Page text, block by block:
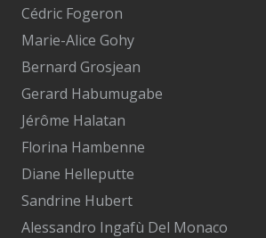
Cédric Fogeron
Marie-Alice Gohy
Bernard Grosjean
Gerard Habumugabe
Jérôme Halatan
Florina Hambenne
Diane Helleputte
Sandrine Hubert
Alessandro Ingafù Del Monaco